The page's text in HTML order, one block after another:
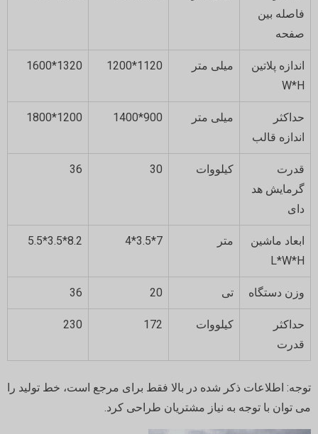
فاصله بین
صفحه
اندازه پلاتین
W*H
میلی متر 1120*1200
1320*1600
حداکثر
اندازه قالب
میلی متر 900*1400
1200*1800
قدرت
گرمایش هد
دای
کیلووات 30
36
ابعاد ماشین
L*W*H
متر 7*3.5*4
8.2*3.5*5.5
وزن دستگاه تی 20
36
حداکثر
قدرت
کیلووات 172
230
توجه: اطلاعات ذکر شده در بالا فقط برای مرجع است، خط تولید را
می توان با توجه به نیاز مشتریان طراحی کرد.